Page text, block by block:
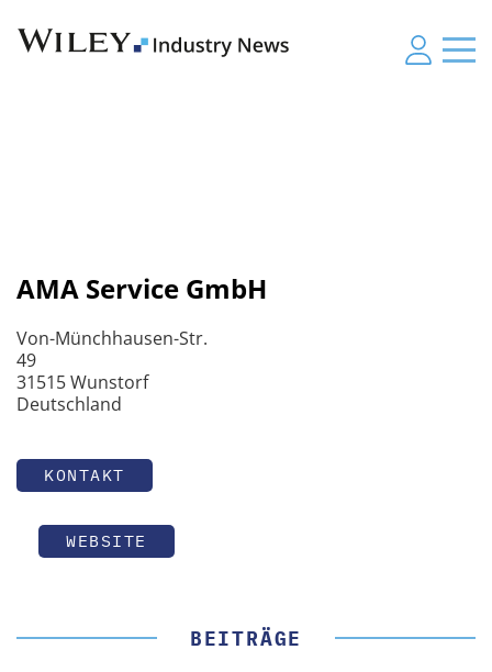
AMA Service GmbH
Von-Münchhausen-Str.
49
31515 Wunstorf
Deutschland
KONTAKT
WEBSITE
BEITRÄGE